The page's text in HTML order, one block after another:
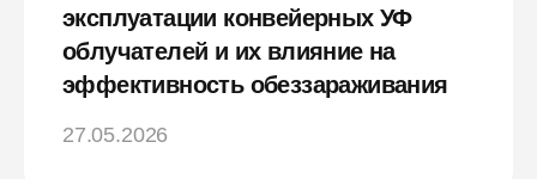
эксплуатации конвейерных УФ
облучателей и их влияние на
эффективность обеззараживания
27.05.2026